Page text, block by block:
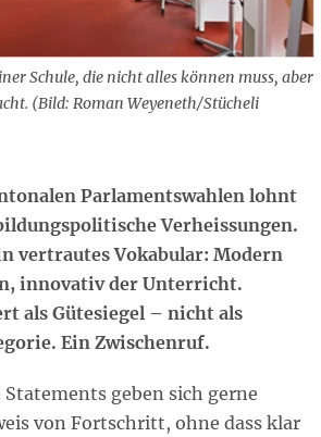
Schule, die nicht alles können muss, aber
(Bild: Roman Weyeneth/Stücheli
Parlamentswahlen lohnt
Verheissungen.
vertrautes Vokabular: Modern
innovativ der Unterricht.
als Gütesiegel – nicht als
Ein Zwischenruf.
geben sich gerne
von Fortschritt, ohne dass klar